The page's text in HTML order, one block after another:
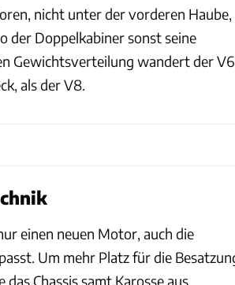
nicht unter der vorderen Haube,
der Doppelkabiner sonst seine
Gewichtsverteilung wandert der V6
als der V8.
einen neuen Motor, auch die
Um mehr Platz für die
Chassis samt Karosse aus